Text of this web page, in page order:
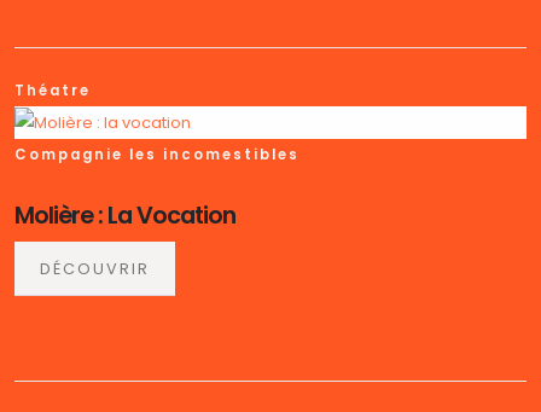
Théatre
Compagnie les incomestibles
Molière : La Vocation
DÉCOUVRIR